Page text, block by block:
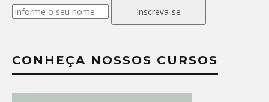
Inscreva-se
CONHEÇA NOSSOS CURSOS